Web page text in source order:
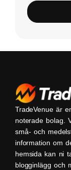
TradeVenue är
noterade bolag.
små- och
information om
hemsida kan ni
blogginlägg och